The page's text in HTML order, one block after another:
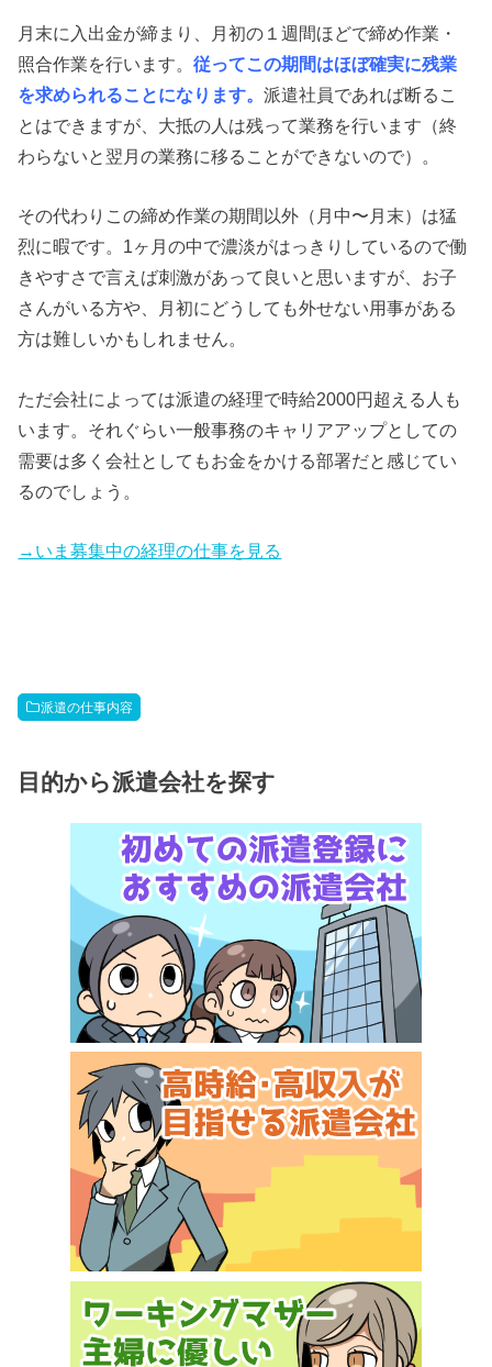
月末に入出金が締まり、月初の１週間ほどで締め作業・
照合作業を行います。従ってこの期間はほぼ確実に残業
を求められることになります。派遣社員であれば断るこ
とはできますが、大抵の人は残って業務を行います（終
わらないと翌月の業務に移ることができないので）。
その代わりこの締め作業の期間以外（月中〜月末）は猛
烈に暇です。1ヶ月の中で濃淡がはっきりしているので働
きやすさで言えば刺激があって良いと思いますが、お子
さんがいる方や、月初にどうしても外せない用事がある
方は難しいかもしれません。
ただ会社によっては派遣の経理で時給2000円超える人も
います。それぐらい一般事務のキャリアアップとしての
需要は多く会社としてもお金をかける部署だと感じてい
るのでしょう。
→いま募集中の経理の仕事を見る
派遣の仕事内容
目的から派遣会社を探す